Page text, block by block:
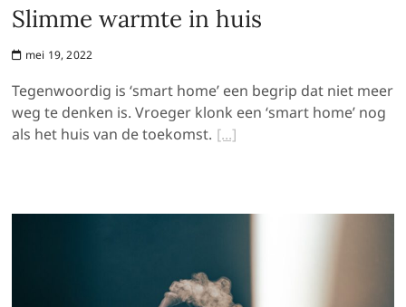
Slimme warmte in huis
mei 19, 2022
Tegenwoordig is ‘smart home’ een begrip dat niet meer
weg te denken is. Vroeger klonk een ‘smart home’ nog
als het huis van de toekomst.